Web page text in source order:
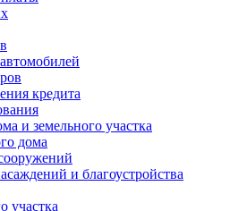
кредита
и земельного участка
дома
и благоустройства
участка